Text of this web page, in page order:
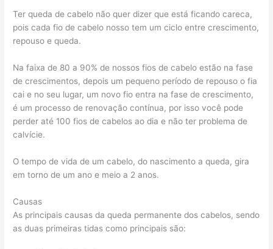
Ter queda de cabelo não quer dizer que está ficando careca,
pois cada fio de cabelo nosso tem um ciclo entre crescimento,
repouso e queda.
Na faixa de 80 a 90% de nossos fios de cabelo estão na fase
de crescimentos, depois um pequeno período de repouso o fia
cai e no seu lugar, um novo fio entra na fase de crescimento,
é um processo de renovação contínua, por isso você pode
perder até 100 fios de cabelos ao dia e não ter problema de
calvície.
O tempo de vida de um cabelo, do nascimento a queda, gira
em torno de um ano e meio a 2 anos.
Causas
As principais causas da queda permanente dos cabelos, sendo
as duas primeiras tidas como principais são: